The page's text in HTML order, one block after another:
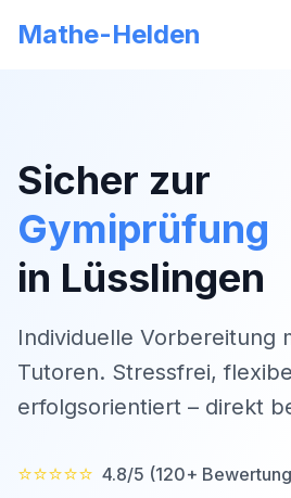
Mathe-Helden
Sicher zur
Gymiprüfung
in Lüsslingen
Individuelle Vorbereitung
Tutoren. Stressfrei,
erfolgsorientiert – direkt
⭐⭐⭐⭐⭐ 4.8/5 (120+